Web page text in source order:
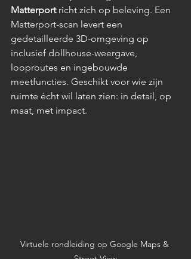
Matterport richt zich op beleving. Een
Matterport-scan levert een
gedetailleerde 3D-omgeving op
inclusief dollhouse-weergave,
looproutes en ingebouwde
meetfuncties. Geschikt voor wie zijn
ruimte écht wil laten zien: in detail, op
maat, met impact.
Virtuele rondleiding op Google Maps &